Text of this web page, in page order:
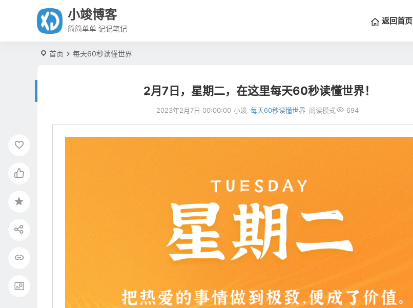
小竣博客
简简单单 记记笔记
返回首页
首页 每天60秒读懂世界
2月7日，星期二，在这里每天60秒读懂世界！
2023年2月7日 00:00:00 小竣 每天60秒读懂世界 694
阅读模式